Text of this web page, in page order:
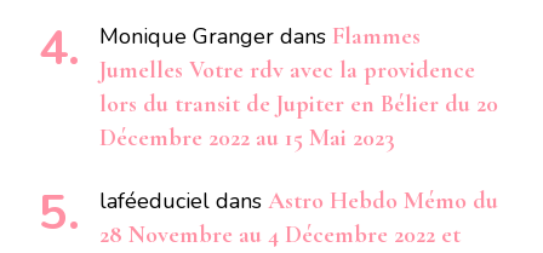
Monique Granger dans Flammes
Jumelles Votre rdv avec la providence
lors du transit de Jupiter en Bélier du 20
Décembre 2022 au 15 Mai 2023
laféeduciel dans Astro Hebdo Mémo du
28 Novembre au 4 Décembre 2022 et